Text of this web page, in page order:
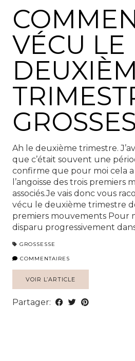
VÉCU LE
Ah le deuxième trimestre.
que c’était souvent une
confirme que pour moi cela a
l’angoisse des trois premiers
associés.Je vais donc vous
vécu le deuxième trimestre
premiers mouvements Pour
disparu progressivement
GROSSESSE
COMMENTAIRES
VOIR L’ARTICLE
Partager: